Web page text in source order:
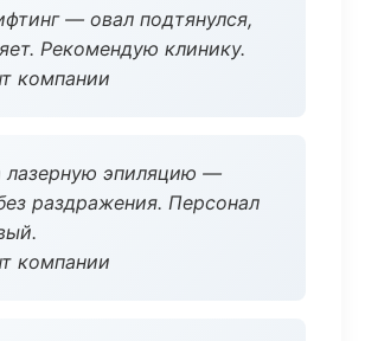
— овал подтянулся,
Рекомендую клинику.
компании
лазерную эпиляцию —
раздражения. Персонал
компании